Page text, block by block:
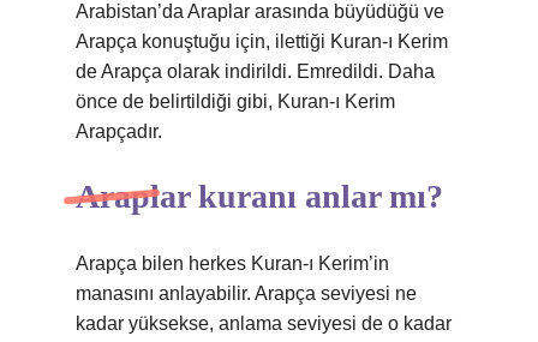
Arabistan’da Araplar arasında büyüdüğü ve
Arapça konuştuğu için, ilettiği Kuran-ı Kerim
de Arapça olarak indirildi. Emredildi. Daha
önce de belirtildiği gibi, Kuran-ı Kerim
Arapçadır.
Araplar kuranı anlar mı?
Arapça bilen herkes Kuran-ı Kerim’in
manasını anlayabilir. Arapça seviyesi ne
kadar yüksekse, anlama seviyesi de o kadar